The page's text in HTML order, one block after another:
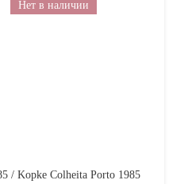
Нет в наличии
/ Kopke Colheita Porto 1985